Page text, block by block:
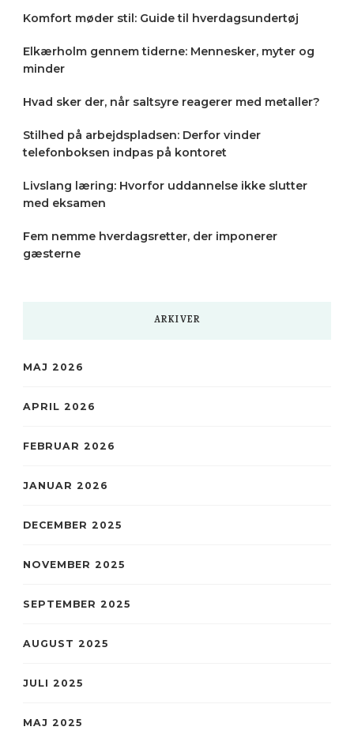
Komfort møder stil: Guide til hverdagsundertøj
Elkærholm gennem tiderne: Mennesker, myter og
minder
Hvad sker der, når saltsyre reagerer med metaller?
Stilhed på arbejdspladsen: Derfor vinder
telefonboksen indpas på kontoret
Livslang læring: Hvorfor uddannelse ikke slutter
med eksamen
Fem nemme hverdagsretter, der imponerer
gæsterne
ARKIVER
MAJ 2026
APRIL 2026
FEBRUAR 2026
JANUAR 2026
DECEMBER 2025
NOVEMBER 2025
SEPTEMBER 2025
AUGUST 2025
JULI 2025
MAJ 2025